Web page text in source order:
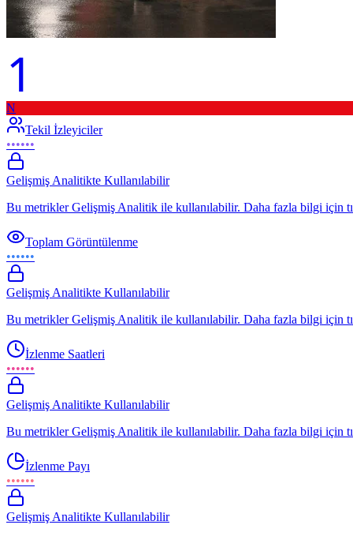
1
N
Tekil İzleyiciler
••••••
Gelişmiş Analitikte Kullanılabilir
Bu metrikler Gelişmiş Analitik ile kullanılabilir. Daha fazla bilgi için
Toplam Görüntülenme
••••••
Gelişmiş Analitikte Kullanılabilir
Bu metrikler Gelişmiş Analitik ile kullanılabilir. Daha fazla bilgi için
İzlenme Saatleri
••••••
Gelişmiş Analitikte Kullanılabilir
Bu metrikler Gelişmiş Analitik ile kullanılabilir. Daha fazla bilgi için
İzlenme Payı
••••••
Gelişmiş Analitikte Kullanılabilir